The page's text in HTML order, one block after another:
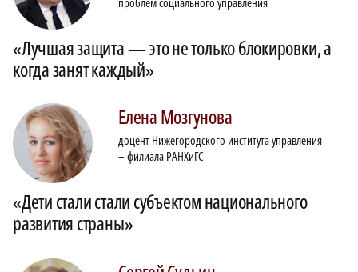
«Лучшая защита — это не только блокировки, а
когда занят каждый»
ЕленаМозгунова
доцент Нижегородского института управления
– филиала РАНХиГС
«Дети стали стали субъектом национального
развития страны»